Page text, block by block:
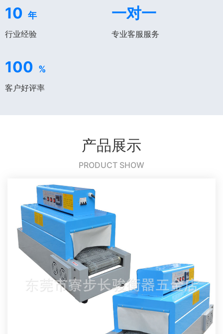
10 年
行业经验
一对一
专业客服服务
100 %
客户好评率
产品展示
PRODUCT SHOW